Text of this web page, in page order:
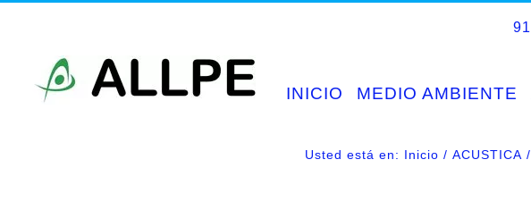
contenido
INICIO MEDIO AMBIENTE
Usted está en: Inicio ACUSTICA